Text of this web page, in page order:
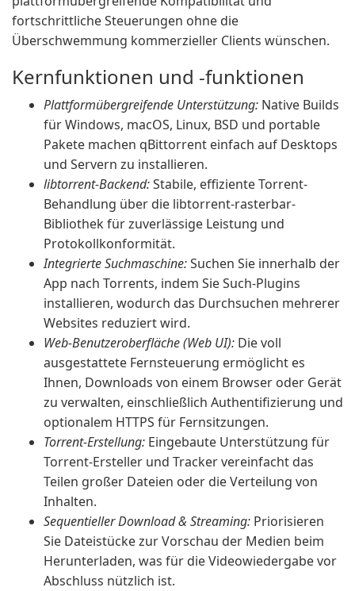
fortschrittliche Steuerungen ohne die
Überschwemmung kommerzieller Clients wünschen.
Kernfunktionen und -funktionen
Plattformübergreifende Unterstützung: Native Builds
für Windows, macOS, Linux, BSD und portable
Pakete machen qBittorrent einfach auf Desktops
und Servern zu installieren.
libtorrent-Backend:Stabile, effiziente Torrent-
Behandlung über die libtorrent-rasterbar-
Bibliothek für zuverlässige Leistung und
Protokollkonformität.
Integrierte Suchmaschine:Suchen Sie innerhalb der
App nach Torrents, indem Sie Such-Plugins
installieren, wodurch das Durchsuchen mehrerer
Websites reduziert wird.
Web-Benutzeroberfläche (Web UI): Die voll
ausgestattete Fernsteuerung ermöglicht es
Ihnen, Downloads von einem Browser oder Gerät
zu verwalten, einschließlich Authentifizierung und
optionalem HTTPS für Fernsitzungen.
Torrent-Erstellung: Eingebaute Unterstützung für
Torrent-Ersteller und Tracker vereinfacht das
Teilen großer Dateien oder die Verteilung von
Inhalten.
Sequentieller Download & Streaming: Priorisieren
Sie Dateistücke zur Vorschau der Medien beim
Herunterladen, was für die Videowiedergabe vor
Abschluss nützlich ist.